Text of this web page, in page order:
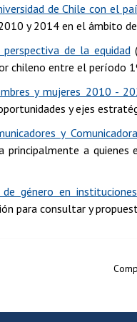
de Chile con el
y 2014 en el ámbito
de la equidad
chileno entre el período
y mujeres 2010 -
y ejes
y
principalmente a
género en
para consultar y